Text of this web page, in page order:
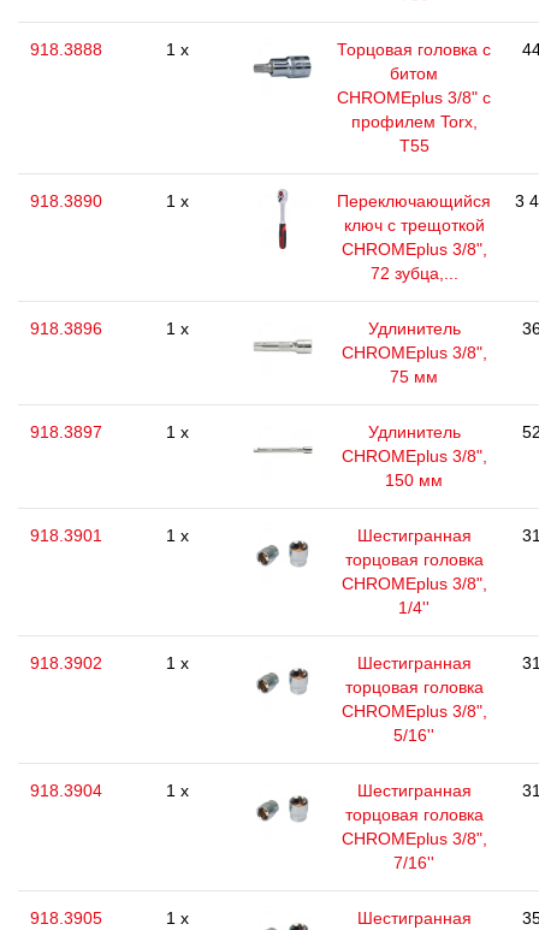
918.3888 1 x
Торцовая головка с
битом
CHROMEplus 3/8" с
профилем Torx,
T55
918.3890 1 x
Переключающийся
ключ с трещоткой
CHROMEplus 3/8",
72 зубца,...
3
918.3896 1 x
Удлинитель
CHROMEplus 3/8",
75 мм
918.3897 1 x
Удлинитель
CHROMEplus 3/8",
150 мм
918.3901 1 x
Шестигранная
торцовая головка
CHROMEplus 3/8",
1/4''
918.3902 1 x
Шестигранная
торцовая головка
CHROMEplus 3/8",
5/16''
918.3904 1 x
Шестигранная
торцовая головка
CHROMEplus 3/8",
7/16''
918.3905 1 x
Шестигранная